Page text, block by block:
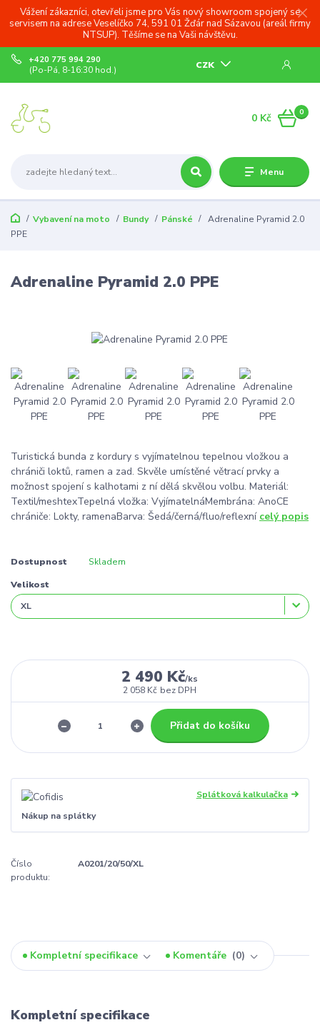
Vážení zákazníci, otevřeli jsme pro Vás nový showroom spojený se
servisem na adrese Veselíčko 74, 591 01 Žďár nad Sázavou (areál firmy
NTSUP). Těšíme se na Vaši návštěvu.
Menu
CZK
+420 775 994 290
(Po-Pá, 8-16:30 hod.)
0
0 Kč
Vybavení na moto Bundy Pánské
Adrenaline Pyramid 2.0
PPE
Adrenaline Pyramid 2.0 PPE
Turistická bunda z kordury s vyjímatelnou tepelnou vložkou a
chrániči loktů, ramen a zad. Skvěle umístěné větrací prvky a
možnost spojení s kalhotami z ní dělá skvělou volbu. Materiál:
Textil/meshtexTepelná vložka: VyjímatelnáMembrána: AnoCE
chrániče: Lokty, ramenaBarva: Šedá/černá/fluo/reflexní celý popis
Dostupnost Skladem
Velikost
2 490 Kč/ks
2 058 Kč bez DPH
Přidat do košíku
Splátková kalkulačka
Nákup na splátky
Číslo
produktu:
A0201/20/50/XL
Kompletní specifikace Komentáře 0
Kompletní specifikace